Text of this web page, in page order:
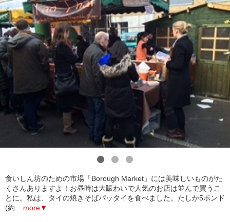
食いしん坊のための市場「Borough Market」には美味しいものがた
くさんありますよ！お昼時は大賑わいで人気のお店は並んで買うこ
とに。私は、タイの焼きそばパッタイを食べました。たしか5ポンド
(約
more▼